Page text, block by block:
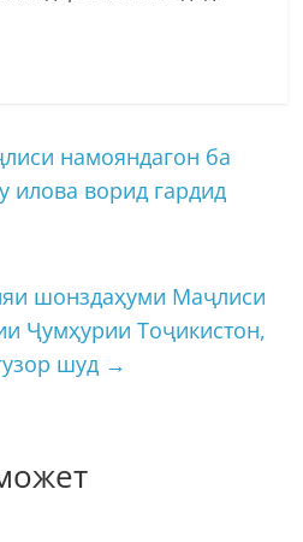
намояндагон ба
илова ворид гардид
шонздаҳуми Маҷлиси
Ҷумҳурии Тоҷикистон,
шуд →